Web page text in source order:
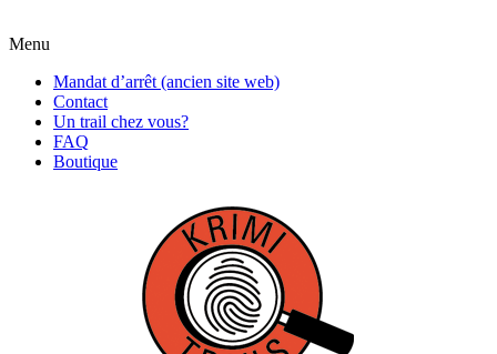
Menu
Mandat d’arrêt (ancien site web)
Contact
Un trail chez vous?
FAQ
Boutique